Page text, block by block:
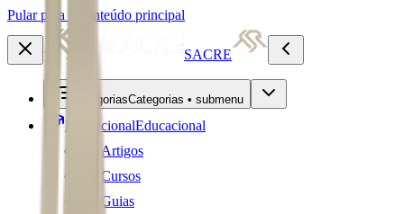
Pular para o conteúdo principal
SACRE
CategoriasCategorias • submenu
EducacionalEducacional
Artigos
Cursos
Guias